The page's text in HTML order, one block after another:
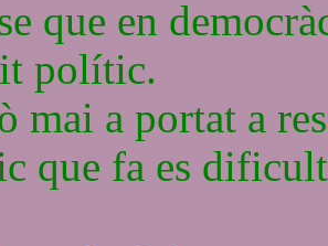
que en
polític.
mai a portat a
que fa es